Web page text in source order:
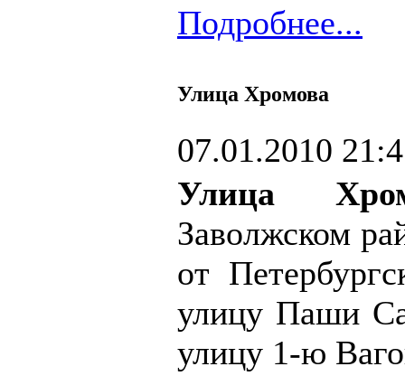
Подробнее...
Улица Хромова
07.01.2010
Улица
Заволжском
от
улицу Паши
улицу 1-ю